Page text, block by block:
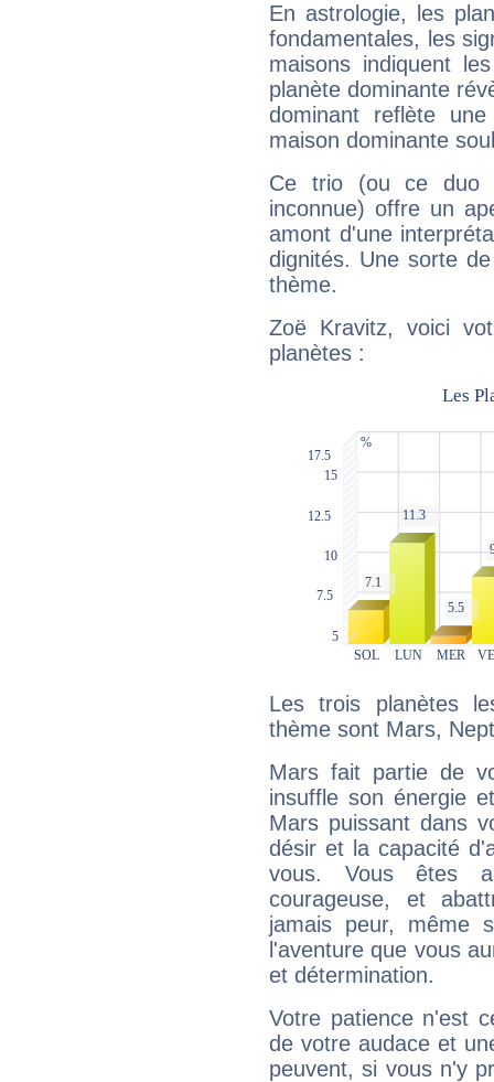
En astrologie, les
fondamentales, les
maisons indiquent
planète dominante
dominant reflète
maison dominante
Ce trio (ou ce duo
inconnue) offre un
amont d'une
dignités. Une sorte
thème.
Zoë Kravitz, voici
planètes :
Les trois planètes
thème sont Mars,
Mars fait partie de
insuffle son énergie
Mars puissant dans
désir et la capacité
vous. Vous êtes
courageuse, et
jamais peur, même
l'aventure que vous
et détermination.
Votre patience n'est
de votre audace et
peuvent, si vous n'y